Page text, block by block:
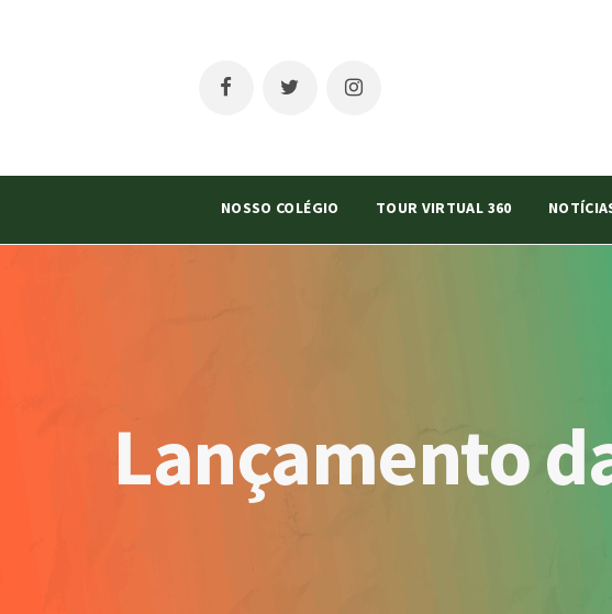
NOSSO COLÉGIO TOUR VIRTUAL 360
Lançamento